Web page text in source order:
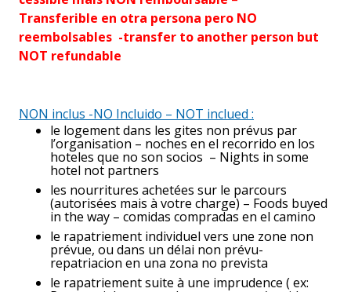
Transferible en otra persona pero NO
reembolsables -transfer to another person but
NOT refundable
NON inclus -NO Incluido – NOT inclued :
le logement dans les gites non prévus par
l’organisation – noches en el recorrido en los
hoteles que no son socios – Nights in some
hotel not partners
les nourritures achetées sur le parcours
(autorisées mais à votre charge) – Foods buyed
in the way – comidas compradas en el camino
le rapatriement individuel vers une zone non
prévue, ou dans un délai non prévu-
repatriacion en una zona no prevista
le rapatriement suite à une imprudence ( ex: